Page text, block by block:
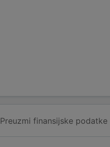
Preuzmi finansijske podatke